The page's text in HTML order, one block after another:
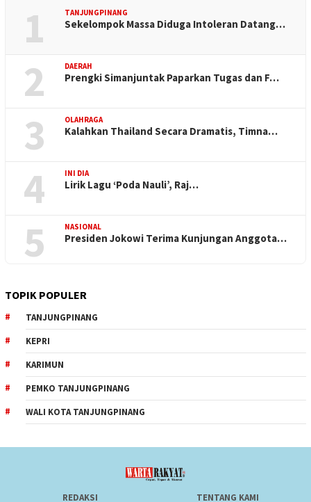
1 TANJUNGPINANG
Sekelompok Massa Diduga Intoleran Datang…
2 DAERAH
Prengki Simanjuntak Paparkan Tugas dan F…
3 OLAHRAGA
Kalahkan Thailand Secara Dramatis, Timna…
4 INI DIA
Lirik Lagu ‘Poda Nauli’, Raj…
5 NASIONAL
Presiden Jokowi Terima Kunjungan Anggota…
TOPIK POPULER
TANJUNGPINANG
KEPRI
KARIMUN
PEMKO TANJUNGPINANG
WALI KOTA TANJUNGPINANG
REDAKSI TENTANG KAMI